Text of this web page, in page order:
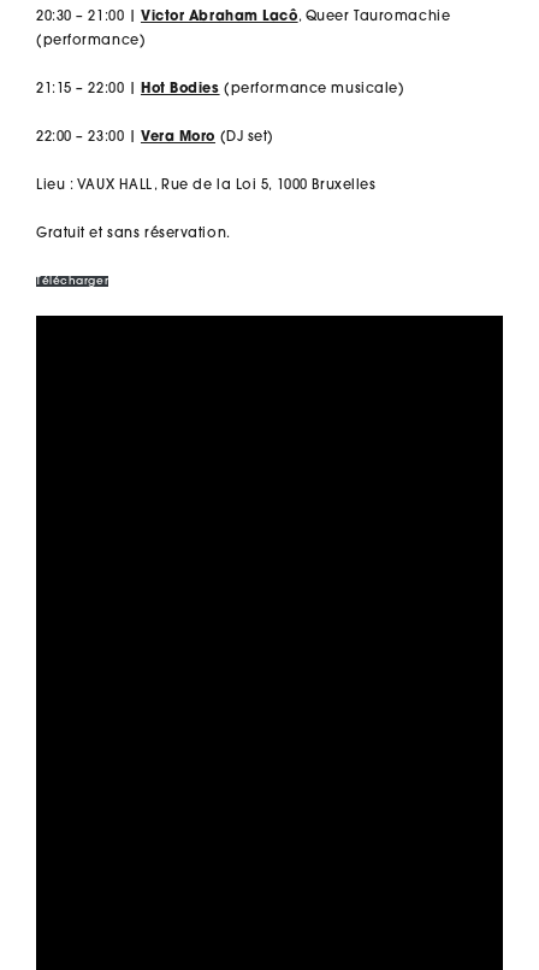
20:30 – 21:00 | Victor Abraham Lacô, Queer Tauromachie
(performance)
21:15 – 22:00 | Hot Bodies (performance musicale)
22:00 – 23:00 | Vera Moro (DJ set)
Lieu : VAUX HALL, Rue de la Loi 5, 1000 Bruxelles
Gratuit et sans réservation.
Télécharger